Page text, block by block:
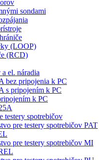
sondami
(LOOP)
(RCD)
el. náradia
bez pripojenia k PC
s pripojením k PC
k PC
testery spotrebičov
pre testery spotrebičov PAT
pre testery spotrebičov MI